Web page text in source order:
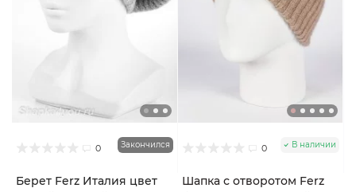
0 Закончился
Берет Ferz Италия цвет
0 В наличии
Шапка с отворотом Ferz